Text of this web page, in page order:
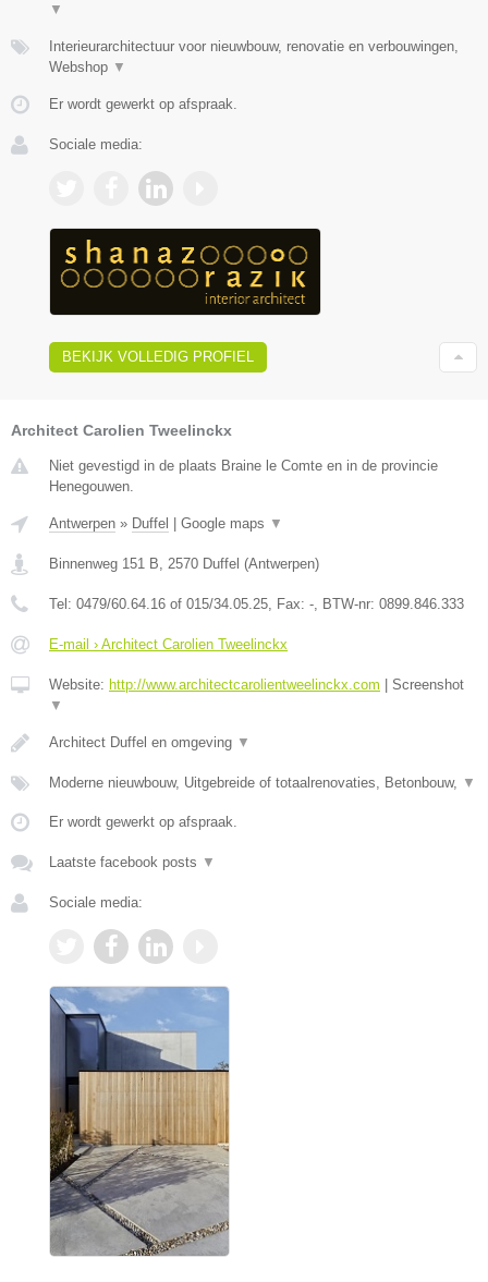
▼
Interieurarchitectuur voor nieuwbouw, renovatie en verbouwingen,
Webshop ▼
Er wordt gewerkt op afspraak.
Sociale media:
BEKIJK VOLLEDIG PROFIEL
Architect Carolien Tweelinckx
Niet gevestigd in de plaats Braine le Comte en in de provincie
Henegouwen.
Antwerpen » Duffel | Google maps ▼
Binnenweg 151 B 2570 Duffel (Antwerpen)
Tel: 0479/60.64.16 of 015/34.05.25 , Fax: - , BTW-nr: 0899.846.333
E-mail › Architect Carolien Tweelinckx
Website: http://www.architectcarolientweelinckx.com | Screenshot
▼
Architect Duffel en omgeving ▼
Moderne nieuwbouw, Uitgebreide of totaalrenovaties, Betonbouw, ▼
Er wordt gewerkt op afspraak.
Laatste facebook posts ▼
Sociale media: